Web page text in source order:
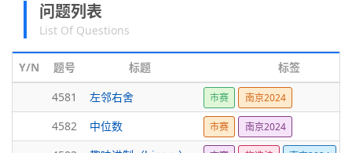
问题列表
List Of Questions
Y/N 题号 标题
标签
4581
左邻右舍 市赛 南京2024
4582 中位数 市赛 南京2024